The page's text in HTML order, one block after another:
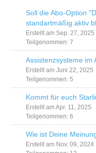
Soll die Abo-Option
standartmäßig aktiv
Erstellt am Sep. 27, 2025
Teilgenommen: 7
Assistenzsysteme im
Erstellt am Juni 22, 2025
Teilgenommen: 5
Kommt für euch
Erstellt am Apr. 11, 2025
Teilgenommen: 6
Wie ist Deine
Erstellt am Nov. 09, 2024